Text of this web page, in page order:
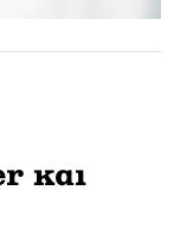
και